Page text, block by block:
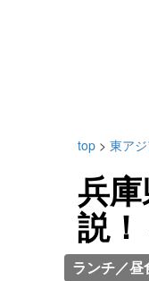
top > 東ア
兵
説
ランチ／昼